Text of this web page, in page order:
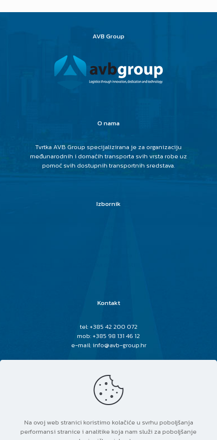
AVB Group
O nama
Tvrtka AVB Group specijalizirana je za organizaciju
međunarodnih i domaćih transporta svih vrsta robe uz
pomoć svih dostupnih transportnih sredstava.
Izbornik
Kontakt
tel: +385 42 200 072
mob: +385 98 131 46 12
e-mail: info@avb-group.hr
byMediaLab.
Na ovoj web stranici koristimo kolačiće u svrhu poboljšanja
performansi stranice i analitike koja nam služi za poboljšanje